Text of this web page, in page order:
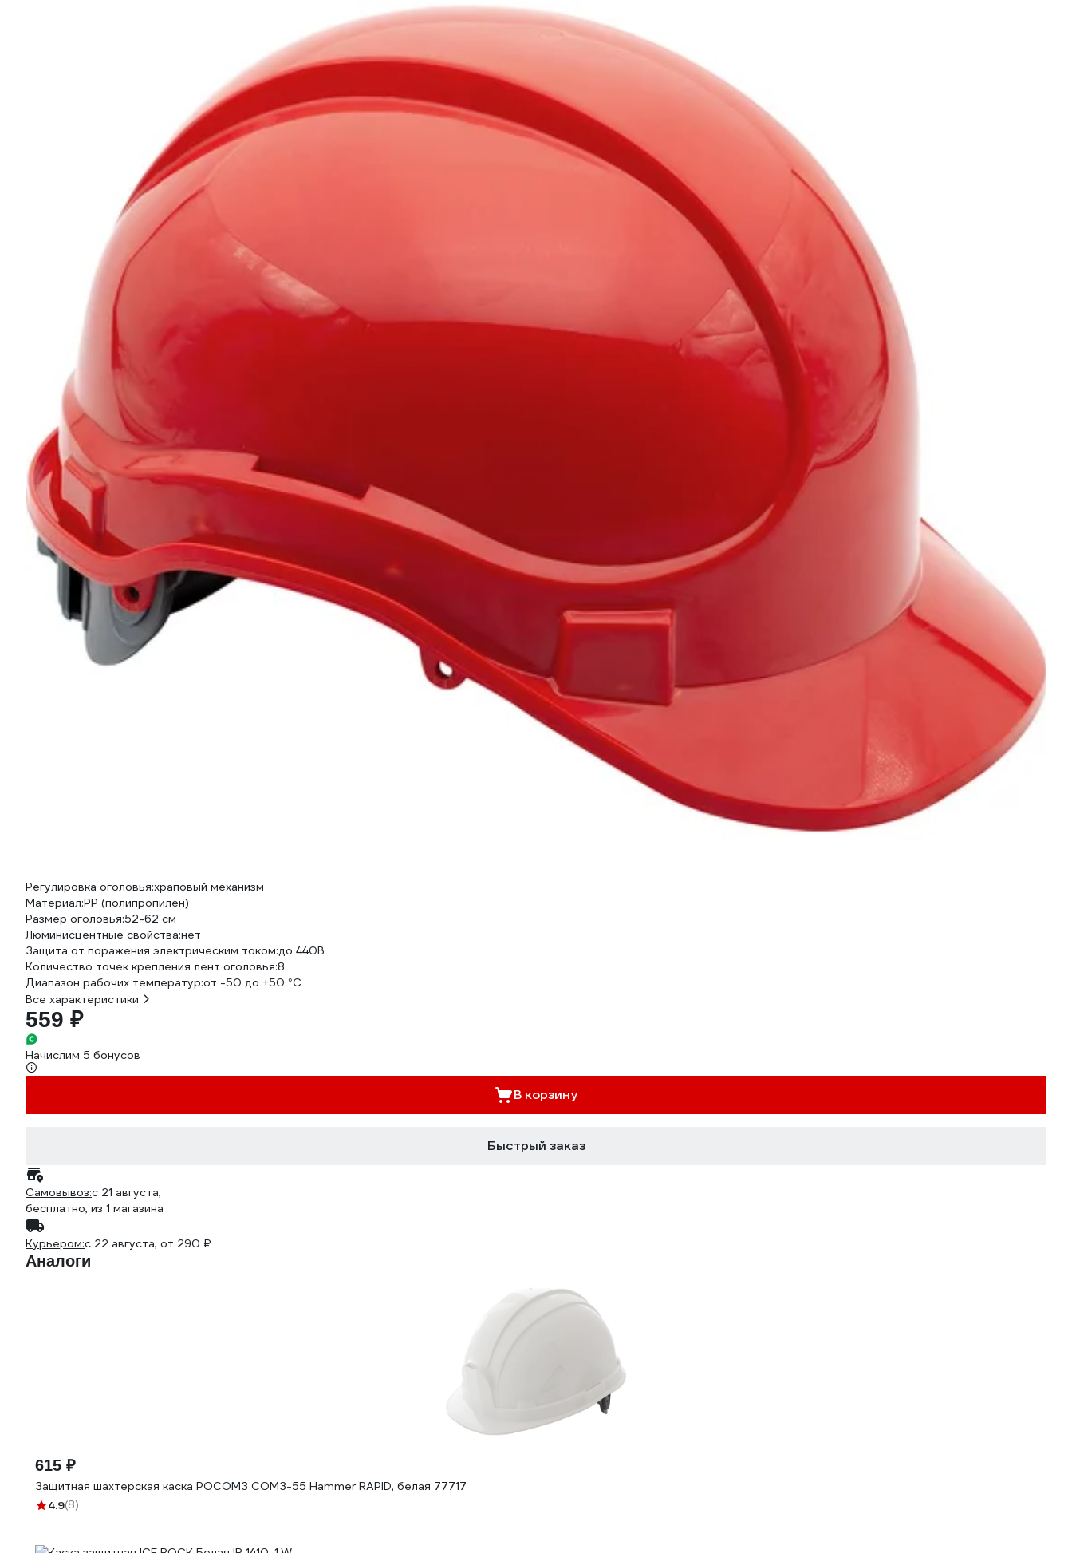
Регулировка оголовья:храповый механизм
Материал:PP (полипропилен)
Размер оголовья:52-62 см
Люминисцентные свойства:нет
Защита от поражения электрическим током:до 440В
Количество точек крепления лент оголовья:8
Диапазон рабочих температур:от -50 до +50 °С
Все характеристики
559 ₽
Начислим 5 бонусов
В корзину
Быстрый заказ
Самовывоз:c 21 августа,
бесплатно, из 1 магазина
Курьером:c 22 августа, от 290 ₽
Аналоги
615 ₽
Защитная шахтерская каска РОСОМЗ СОМЗ-55 Hammer RAPID, белая 77717
4.9(8)